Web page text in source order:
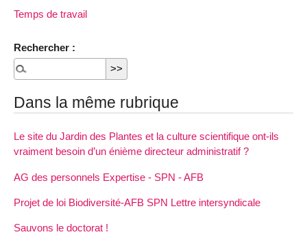
Temps de travail
Rechercher :
Dans la même rubrique
Le site du Jardin des Plantes et la culture scientifique ont-ils
vraiment besoin d’un énième directeur administratif ?
AG des personnels Expertise - SPN - AFB
Projet de loi Biodiversité-AFB SPN Lettre intersyndicale
Sauvons le doctorat !